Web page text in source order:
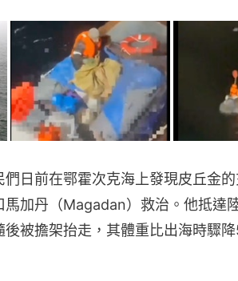
日前在鄂霍次克海上發現皮丘金
馬加丹（Magadan）救治。他抵達
被擔架抬走，其體重比出海時驟